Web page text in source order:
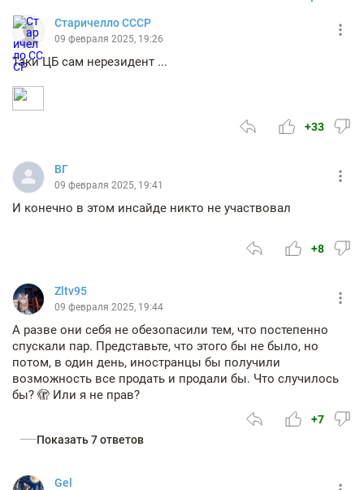
Старичелло СССР
09 февраля 2025, 19:26
Таки ЦБ сам нерезидент ...
+33
ВГ
09 февраля 2025, 19:41
И конечно в этом инсайде никто не участвовал
+8
Zltv95
09 февраля 2025, 19:44
А разве они себя не обезопасили тем, что постепенно
спускали пар. Представьте, что этого бы не было, но
потом, в один день, иностранцы бы получили
возможность все продать и продали бы. Что случилось
бы? 🫣 Или я не прав?
+7
Показать 7 ответов
Gel